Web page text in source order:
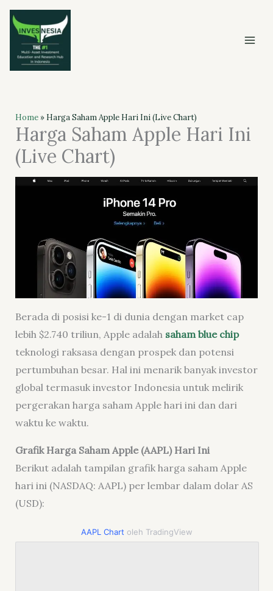
Skip
content
Home» Harga Saham Apple Hari Ini (Live Chart)
Harga Saham Apple Hari Ini
(Live Chart)
Berada di posisi ke-1 di dunia dengan market cap
lebih $2.740 triliun, Apple adalah saham blue chip
teknologi raksasa dengan prospek dan potensi
pertumbuhan besar. Hal ini menarik banyak investor
global termasuk investor Indonesia untuk melirik
pergerakan harga saham Apple hari ini dan dari
waktu ke waktu.
Grafik Harga Saham Apple (AAPL) Hari Ini
Berikut adalah tampilan grafik harga saham Apple
hari ini (NASDAQ: AAPL) per lembar dalam dolar AS
(USD):
AAPL Chart oleh TradingView